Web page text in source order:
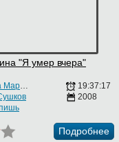
"Я умер вчера"
Александра Маринина
19:37:17
2008
Подробнее